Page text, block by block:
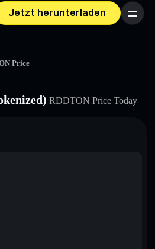
Jetzt herunterladen Menü
Price
RDDTON Price Today